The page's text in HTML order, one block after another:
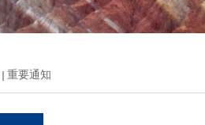
党政联席会议纪要
人力资源会议纪要
办事指南
年度考核
下载专区
科研
地科
重要通知